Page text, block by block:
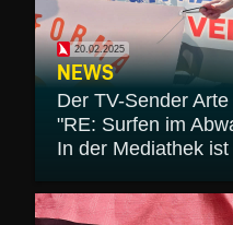
20.02.2025
NEWS
Der TV-Sender
"RE: Surfen im
In der Mediathek ist